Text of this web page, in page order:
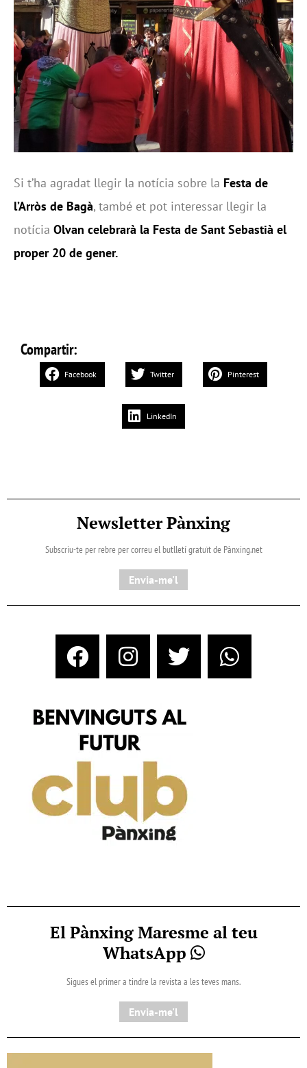
Si t’ha agradat llegir la notícia sobre la Festa de
l’Arròs de Bagà, també et pot interessar llegir la
notícia Olvan celebrarà la Festa de Sant Sebastià el
proper 20 de gener.
Compartir:
Facebook Twitter Pinterest
LinkedIn
Newsletter Pànxing
Subscriu-te per rebre per correu el butlletí gratuït de Pànxing.net​
Envia-me'l
El Pànxing Maresme al teu
WhatsApp
Sigues el primer a tindre la revista a les teves mans.
Envia-me'l